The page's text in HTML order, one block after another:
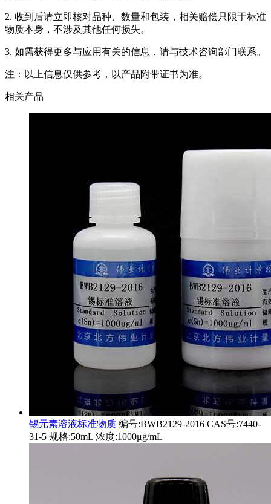
2. 收到后请立即核对品种、数量和包装，相关赔偿只限于标准
物质本身，不涉及其他任何损失。
3. 如需获得更多与应用有关的信息，请与技术咨询部门联系。
注：以上信息仅供参考，以产品附带证书为准。
相关产品
锡元素溶液标准物质 编号:BWB2129-2016 CAS号:7440-
31-5 规格:50mL 浓度:1000μg/mL